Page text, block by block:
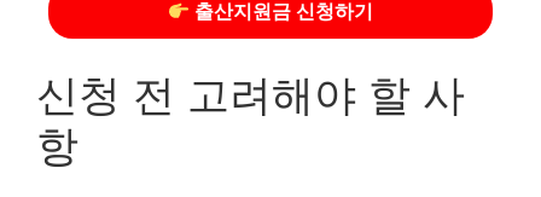
출산지원금 신청하기
신청 전 고려해야 할 사
항